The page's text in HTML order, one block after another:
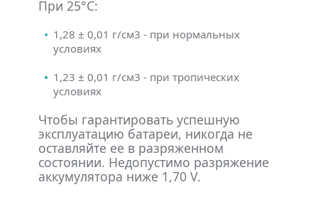
При 25°С:
1,28 ± 0,01 г/см3 - при нормальных
условиях
1,23 ± 0,01 г/см3 - при тропических
условиях
Чтобы гарантировать успешную
эксплуатацию батареи, никогда не
оставляйте ее в разряженном
состоянии. Недопустимо разряжение
аккумулятора ниже 1,70 V.